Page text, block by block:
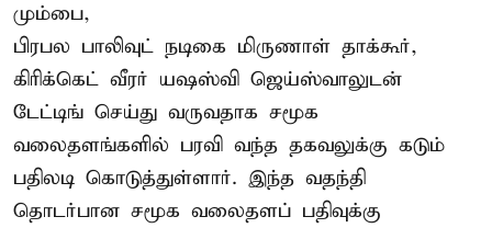
மும்பை,
பிரபல பாலிவுட் நடிகை மிருணாள் தாக்கூர்,
கிரிக்கெட் வீரர் யஷஸ்வி ஜெய்ஸ்வாலுடன்
டேட்டிங் செய்து வருவதாக சமூக
வலைதளங்களில் பரவி வந்த தகவலுக்கு கடும்
பதிலடி கொடுத்துள்ளார். இந்த வதந்தி
தொடர்பான சமூக வலைதளப் பதிவுக்கு